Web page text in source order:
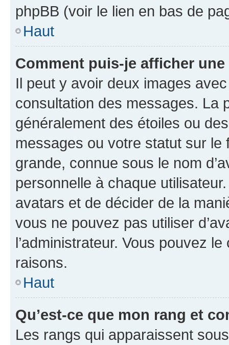
phpBB (voir le lien en bas de
Haut
Comment puis-je afficher
Il peut y avoir deux images
consultation des messages. La
généralement des étoiles ou
messages ou votre statut sur
grande, connue sous le nom
personnelle à chaque utilisateur.
avatars et de décider de la
vous ne pouvez pas utiliser
l’administrateur. Vous pouvez
raisons.
Haut
Qu’est-ce que mon rang et
Les rangs qui apparaissent